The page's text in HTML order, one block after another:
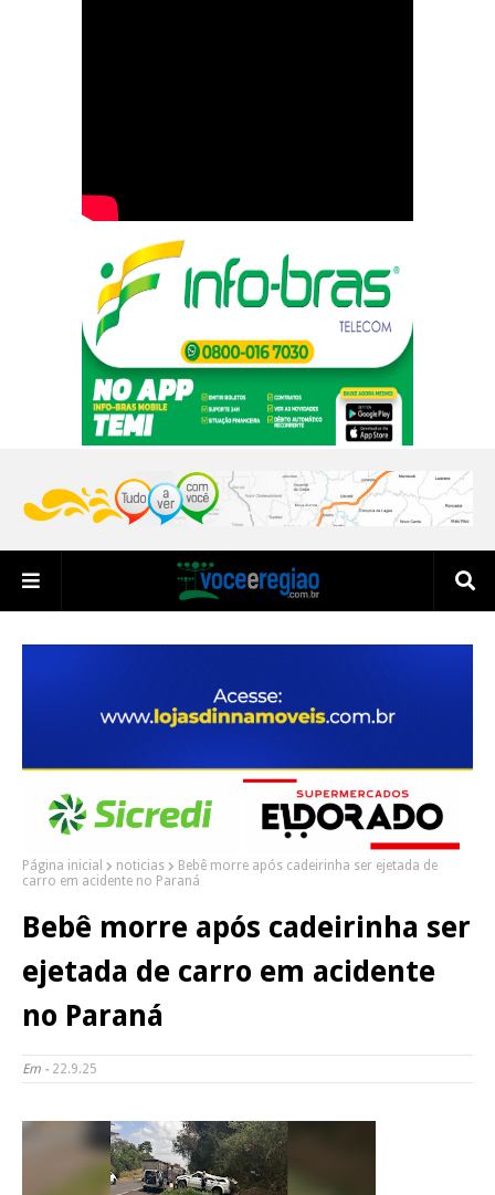
Página inicial noticias
Bebê morre após cadeirinha ser ejetada de
carro em acidente no Paraná
Bebê morre após cadeirinha ser
ejetada de carro em acidente
no Paraná
Em - 22.9.25